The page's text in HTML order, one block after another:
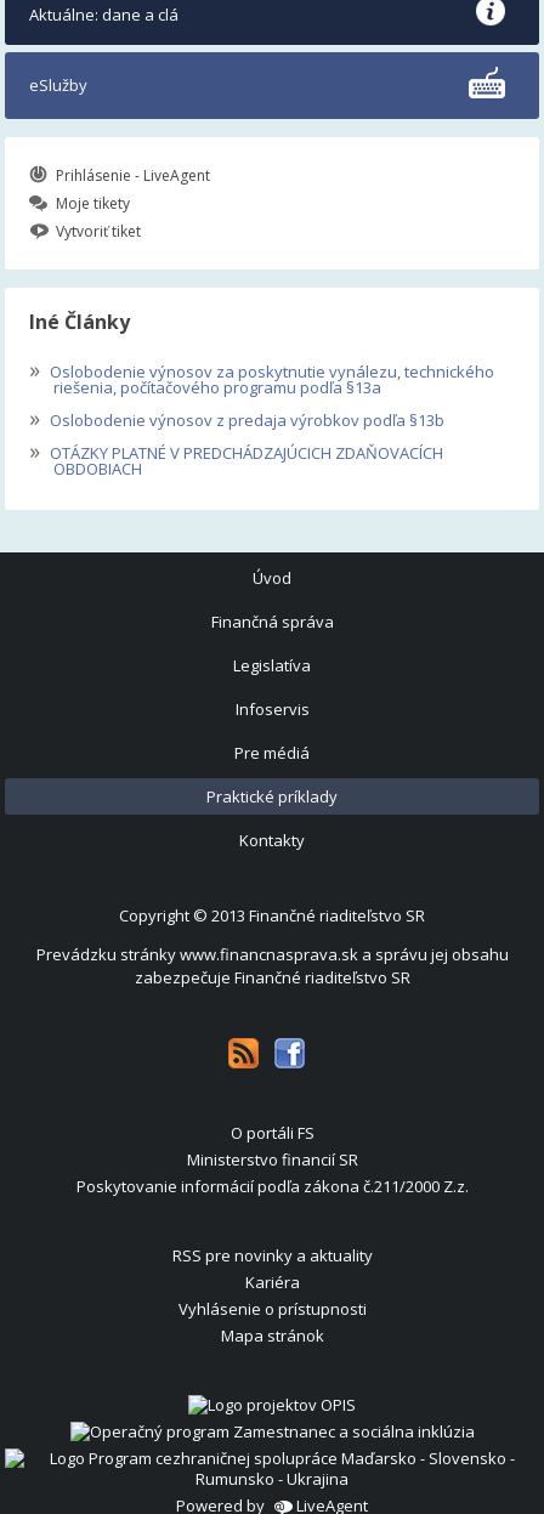
Aktuálne: dane a clá
eSlužby
Prihlásenie - LiveAgent
Moje tikety
Vytvoriť tiket
Iné Články
» Oslobodenie výnosov za poskytnutie vynálezu, technického
riešenia, počítačového programu podľa §13a
» Oslobodenie výnosov z predaja výrobkov podľa §13b
» OTÁZKY PLATNÉ V PREDCHÁDZAJÚCICH ZDAŇOVACÍCH
OBDOBIACH
Úvod
Finančná správa
Legislatíva
Infoservis
Pre médiá
Praktické príklady
Kontakty
Copyright © 2013 Finančné riaditeľstvo SR
Prevádzku stránky www.financnasprava.sk a správu jej obsahu
zabezpečuje Finančné riaditeľstvo SR
O portáli FS
Ministerstvo financií SR
Poskytovanie informácií podľa zákona č.211/2000 Z.z.
RSS pre novinky a aktuality
Kariéra
Vyhlásenie o prístupnosti
Mapa stránok
Powered by LiveAgent